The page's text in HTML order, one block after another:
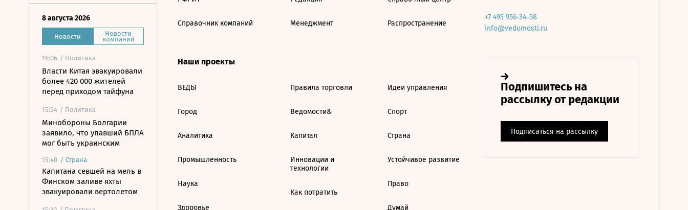
8 августа 2026
Новости Новости
компаний
16:06 / Политика
Власти Китая эвакуировали
более 420 000 жителей
перед приходом тайфуна
15:54 / Политика
Минобороны Болгарии
заявило, что упавший БПЛА
мог быть украинским
15:40 / Страна
Капитана севшей на мель в
Финском заливе яхты
эвакуировали вертолетом
Справочник компаний Менеджмент Распространение
Наши проекты
ВЕДЫ
Город
Аналитика
Промышленность
Наука
Здоровье
Правила торговли
Ведомости&
Капитал
Инновации и
технологии
Как потратить
Идеи управления
Спорт
Страна
Устойчивое развитие
Право
Думай
+7 495 956-34-58
info@vedomosti.ru